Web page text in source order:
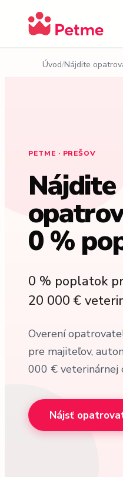
Úvod Nájdite
PETME · PREŠOV
Nájdite
0 %
0 % poplatok
20 000 €
Overení
pre majiteľov,
000 € veterinárnej
Nájsť